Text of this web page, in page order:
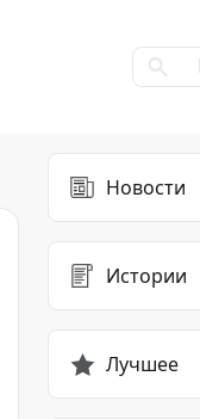
Новости
Истории
Лучшее